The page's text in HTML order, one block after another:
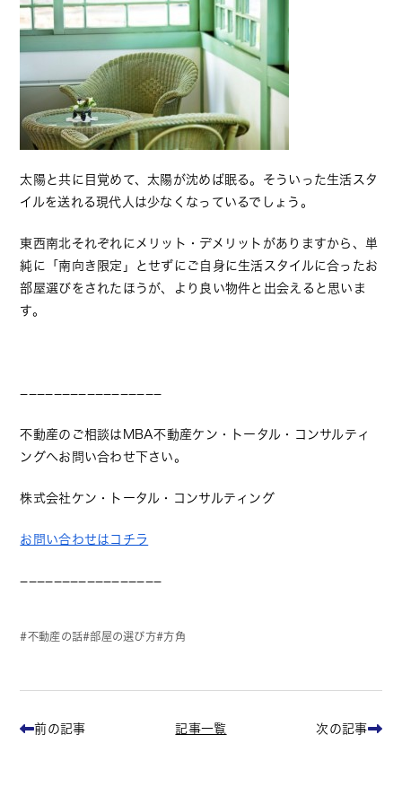
太陽と共に目覚めて、太陽が沈めば眠る。そういった生活スタ
イルを送れる現代人は少なくなっているでしょう。
東西南北それぞれにメリット・デメリットがありますから、単
純に「南向き限定」とせずにご自身に生活スタイルに合ったお
部屋選びをされたほうが、より良い物件と出会えると思いま
す。
−−−−−−−−−−−−−−−−−
不動産のご相談はMBA不動産ケン・トータル・コンサルティ
ングへお問い合わせ下さい。
株式会社ケン・トータル・コンサルティング
お問い合わせはコチラ
−−−−−−−−−−−−−−−−−
不動産の話 部屋の選び方 方角
前の記事 記事一覧 次の記事